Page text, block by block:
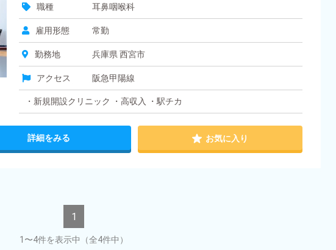
職種 耳鼻咽喉科
雇用形態 常勤
勤務地 兵庫県 西宮市
アクセス 阪急甲陽線
・新規開設クリニック ・高収入 ・駅チカ
詳細をみる お気に入り
1
1〜4件を表示中 （全4件中）